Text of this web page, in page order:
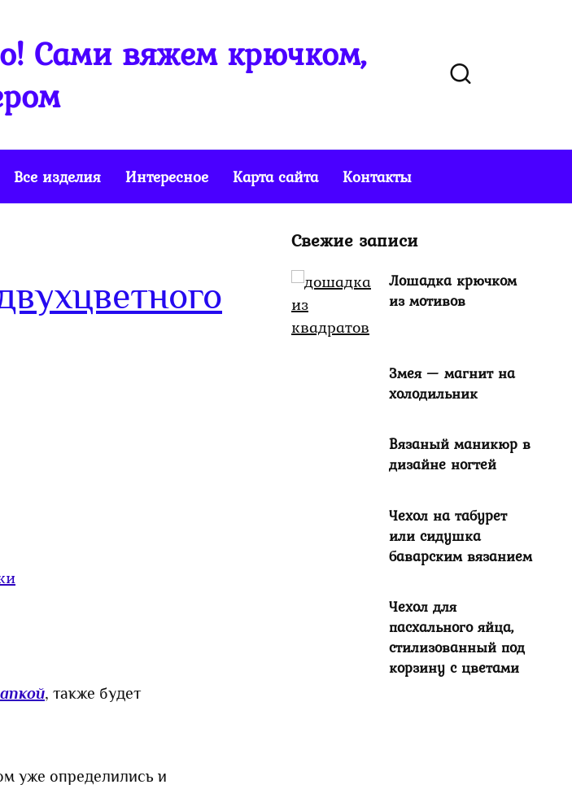
Сами вяжем крючком,
Все изделия Интересное Карта сайта Контакты
, также будет
уже определились и
Свежие записи
Лошадка крючком
из мотивов
Змея — магнит на
холодильник
Вязаный маникюр в
дизайне ногтей
Чехол на табурет
или сидушка
баварским вязанием
Чехол для
пасхального яйца,
стилизованный под
корзину с цветами